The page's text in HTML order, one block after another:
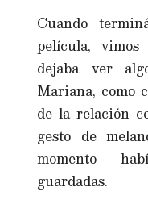
Cuando
película,
dejaba ver
Mariana, como
de la relación
gesto de
momento
guardadas.